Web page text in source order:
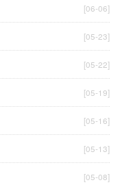
[06-06]
[05-23]
[05-22]
[05-19]
[05-16]
[05-13]
[05-08]